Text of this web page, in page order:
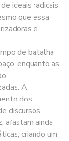
ideais radicais
que essa
e
de batalha
enquanto as
A
dos
discursos
afastam ainda
criando um